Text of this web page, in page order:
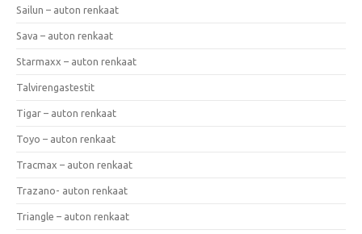
Sailun – auton renkaat
Sava – auton renkaat
Starmaxx – auton renkaat
Talvirengastestit
Tigar – auton renkaat
Toyo – auton renkaat
Tracmax – auton renkaat
Trazano- auton renkaat
Triangle – auton renkaat